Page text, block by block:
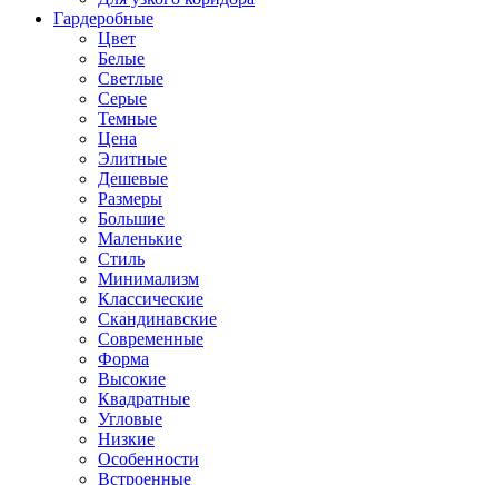
Гардеробные
Цвет
Белые
Светлые
Серые
Темные
Цена
Элитные
Дешевые
Размеры
Большие
Маленькие
Стиль
Минимализм
Классические
Скандинавские
Современные
Форма
Высокие
Квадратные
Угловые
Низкие
Особенности
Встроенные